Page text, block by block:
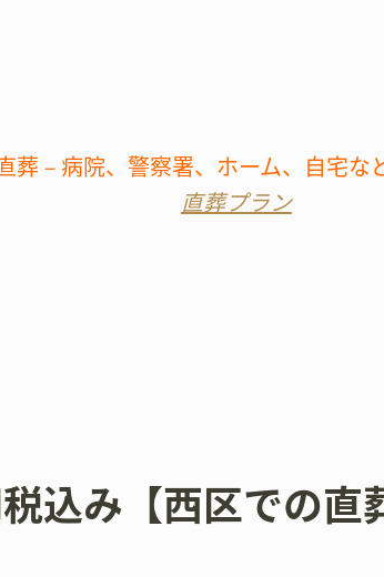
葬－病院、警察署、ホーム、自宅な
直葬プラン
込み【西区での直